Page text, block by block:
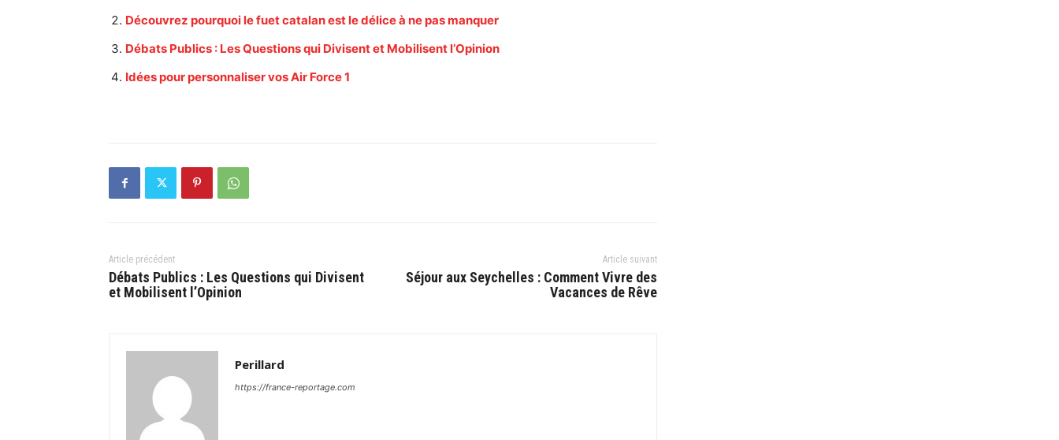
Découvrez pourquoi le fuet catalan est le délice à ne pas manquer
Débats Publics : Les Questions qui Divisent et Mobilisent l’Opinion
Idées pour personnaliser vos Air Force 1
Article précédent
Débats Publics : Les Questions qui Divisent
et Mobilisent l’Opinion
Article suivant
Séjour aux Seychelles : Comment Vivre des
Vacances de Rêve
Perillard
https://france-reportage.com